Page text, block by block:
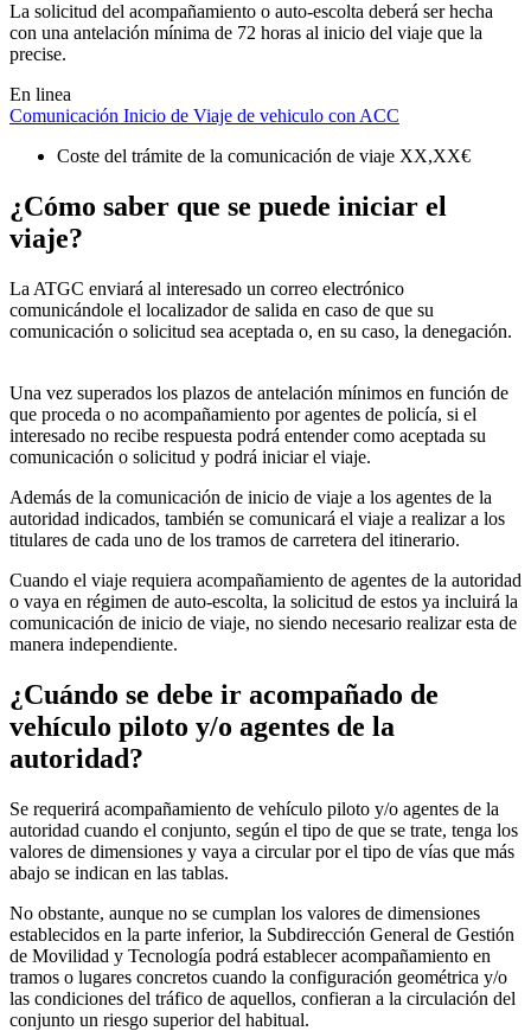
La solicitud del acompañamiento o auto-escolta deberá ser hecha
con una antelación mínima de 72 horas al inicio del viaje que la
precise.
En linea
Comunicación Inicio de Viaje de vehiculo con ACC
Coste del trámite de la comunicación de viaje XX,XX€
¿Cómo saber que se puede iniciar el
viaje?
La ATGC enviará al interesado un correo electrónico
comunicándole el localizador de salida en caso de que su
comunicación o solicitud sea aceptada o, en su caso, la denegación.
Una vez superados los plazos de antelación mínimos en función de
que proceda o no acompañamiento por agentes de policía, si el
interesado no recibe respuesta podrá entender como aceptada su
comunicación o solicitud y podrá iniciar el viaje.
Además de la comunicación de inicio de viaje a los agentes de la
autoridad indicados, también se comunicará el viaje a realizar a los
titulares de cada uno de los tramos de carretera del itinerario.
Cuando el viaje requiera acompañamiento de agentes de la autoridad
o vaya en régimen de auto-escolta, la solicitud de estos ya incluirá la
comunicación de inicio de viaje, no siendo necesario realizar esta de
manera independiente.
¿Cuándo se debe ir acompañado de
vehículo piloto y/o agentes de la
autoridad?
Se requerirá acompañamiento de vehículo piloto y/o agentes de la
autoridad cuando el conjunto, según el tipo de que se trate, tenga los
valores de dimensiones y vaya a circular por el tipo de vías que más
abajo se indican en las tablas.
No obstante, aunque no se cumplan los valores de dimensiones
establecidos en la parte inferior, la Subdirección General de Gestión
de Movilidad y Tecnología podrá establecer acompañamiento en
tramos o lugares concretos cuando la configuración geométrica y/o
las condiciones del tráfico de aquellos, confieran a la circulación del
conjunto un riesgo superior del habitual.